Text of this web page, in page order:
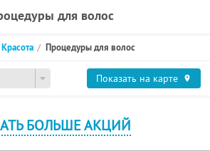
для волос
Красота Процедуры для волос
Показать на карте
БОЛЬШЕ АКЦИЙ